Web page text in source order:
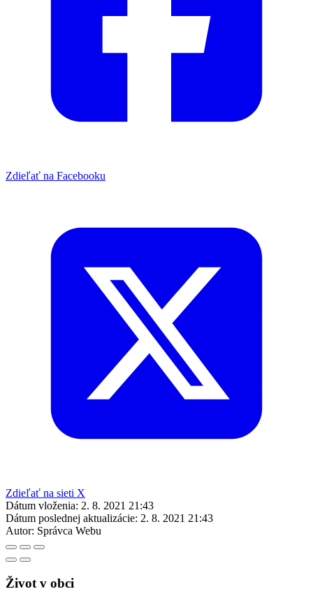
Zdieľať na Facebooku
Zdieľať na sieti X
Dátum vloženia: 2. 8. 2021 21:43
Dátum poslednej aktualizácie: 2. 8. 2021 21:43
Autor: Správca Webu
Život v obci